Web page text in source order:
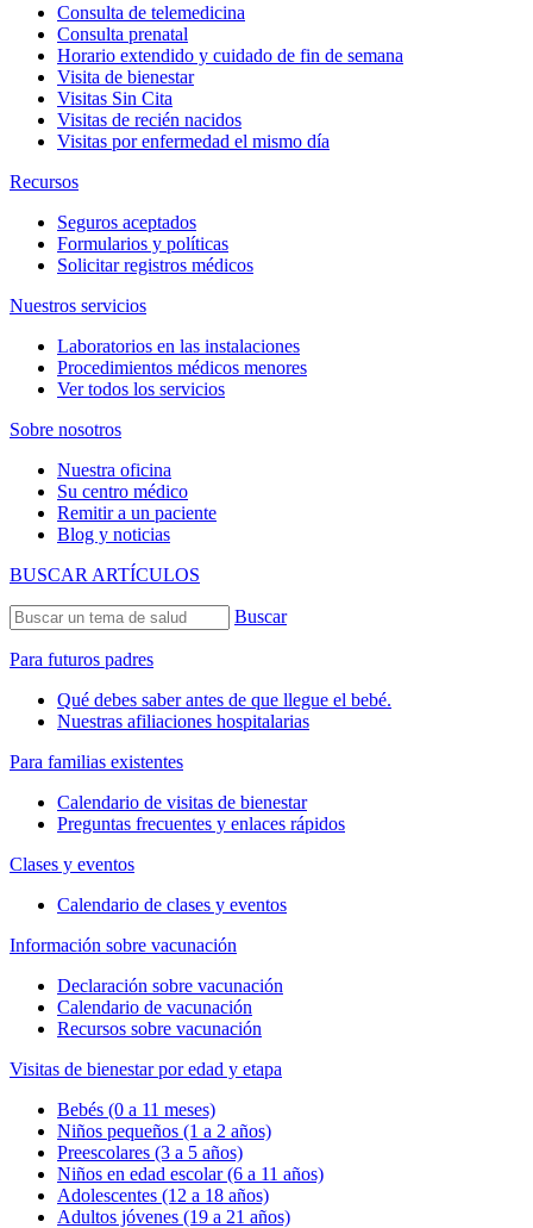
Consulta de telemedicina
Consulta prenatal
Horario extendido y cuidado de fin de semana
Visita de bienestar
Visitas Sin Cita
Visitas de recién nacidos
Visitas por enfermedad el mismo día
Recursos
Seguros aceptados
Formularios y políticas
Solicitar registros médicos
Nuestros servicios
Laboratorios en las instalaciones
Procedimientos médicos menores
Ver todos los servicios
Sobre nosotros
Nuestra oficina
Su centro médico
Remitir a un paciente
Blog y noticias
BUSCAR ARTÍCULOS
Buscar
Para futuros padres
Qué debes saber antes de que llegue el bebé.
Nuestras afiliaciones hospitalarias
Para familias existentes
Calendario de visitas de bienestar
Preguntas frecuentes y enlaces rápidos
Clases y eventos
Calendario de clases y eventos
Información sobre vacunación
Declaración sobre vacunación
Calendario de vacunación
Recursos sobre vacunación
Visitas de bienestar por edad y etapa
Bebés (0 a 11 meses)
Niños pequeños (1 a 2 años)
Preescolares (3 a 5 años)
Niños en edad escolar (6 a 11 años)
Adolescentes (12 a 18 años)
Adultos jóvenes (19 a 21 años)